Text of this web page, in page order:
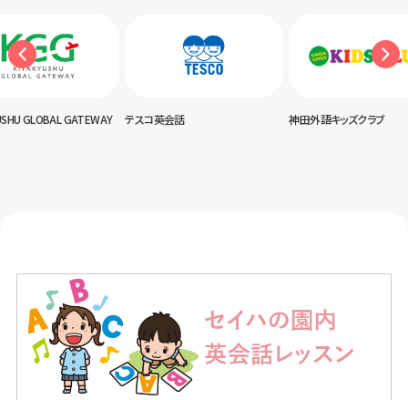
GLOBAL GATEWAY テスコ英会話 神田外語キッズクラブ